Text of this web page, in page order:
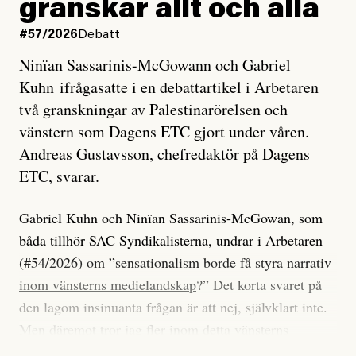
granskar allt och alla
#57/2026 Debatt
Ninïan Sassarinis-McGowann och Gabriel
Kuhn ifrågasatte i en debattartikel i Arbetaren
två granskningar av Palestinarörelsen och
vänstern som Dagens ETC gjort under våren.
Andreas Gustavsson, chefredaktör på Dagens
ETC, svarar.
Gabriel Kuhn och Ninïan Sassarinis-McGowan, som
båda tillhör SAC Syndikalisterna, undrar i Arbetaren
(#54/2026) om ”sensationalism borde få styra narrativ
inom vänsterns medielandskap?” Det korta svaret på
den lagom insinuanta frågan är att nej, självklart inte.
Men däremot tror jag fler inom detta vänsterns